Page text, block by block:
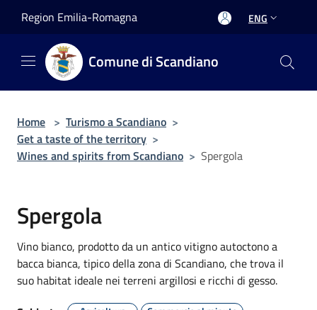
Region Emilia-Romagna ENG
Comune di Scandiano
Home > Turismo a Scandiano >
Get a taste of the territory >
Wines and spirits from Scandiano > Spergola
Spergola
Vino bianco, prodotto da un antico vitigno autoctono a
bacca bianca, tipico della zona di Scandiano, che trova il
suo habitat ideale nei terreni argillosi e ricchi di gesso.